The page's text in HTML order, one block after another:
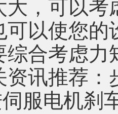
大，可以
可以使您
综合考虑
资讯推荐
服电机刹